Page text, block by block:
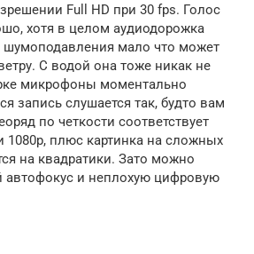
Full HD при 30 fps. Голос
хотя в целом аудиодорожка
шумоподавления мало что может
С водой она тоже никак не
микрофоны моментально
запись слушается так, будто вам
по четкости соответствует
1080p, плюс картинка на сложных
на квадратики. Зато можно
автофокус и неплохую цифровую